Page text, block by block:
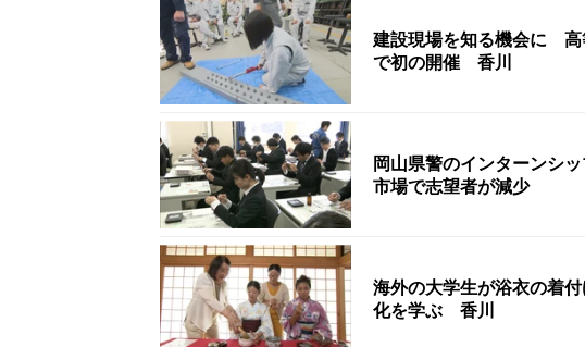
建設現場を知る機会に
で初の開催 香川
岡山県警のインターンシ
市場で志望者が減少
海外の大学生が浴衣の着
化を学ぶ 香川